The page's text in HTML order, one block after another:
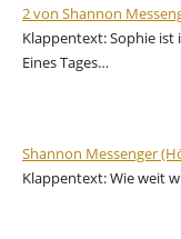
2 von Shannon
Klappentext: Sophie
Eines Tages…
Shannon Messenger
Klappentext: Wie weit